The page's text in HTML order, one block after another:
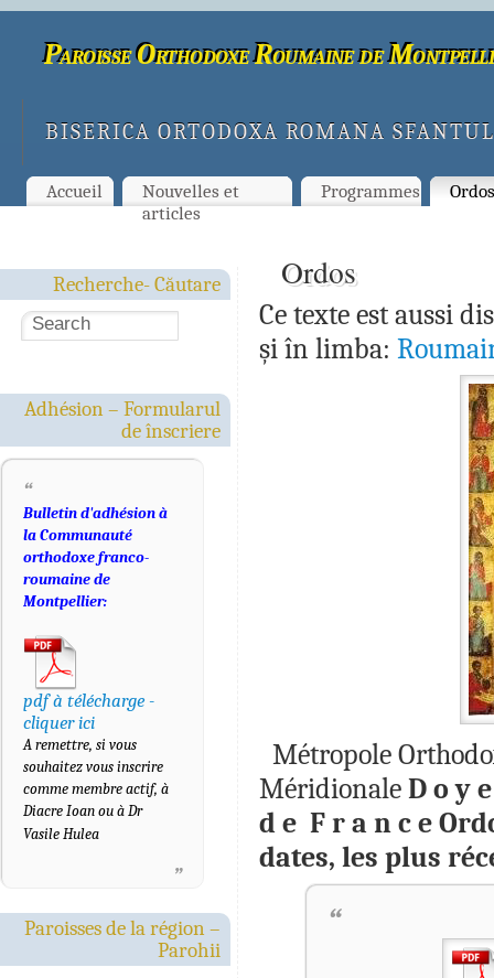
Paroisse Orthodoxe Roumaine de
BISERICA ORTODOXA ROMANA
Accueil
Nouvelles et
articles
Programmes Ordos
Ordos
Ce texte est aussi
și în limba:
Métropole
Méridionale D o y
d e F r a n c e
dates, les plus
Recherche- Căutare
Adhésion – Formularul
de înscriere
Bulletin d'adhésion à
la Communauté
orthodoxe franco-
roumaine de
Montpellier:
pdf à télécharge -
cliquer ici
A remettre, si vous
souhaitez vous inscrire
comme membre actif, à
Diacre Ioan ou à Dr
Vasile Hulea
Paroisses de la région –
Parohii